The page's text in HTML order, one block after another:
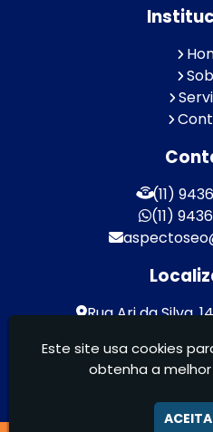
(11)
(11)
Rua Ari da Silva,
Aspecto Comunicação
Este site usa cookies
obtenha a melhor